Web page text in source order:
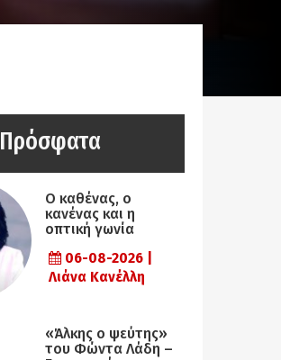
Πρόσφατα
Ο καθένας, ο
κανένας και η
οπτική γωνία
06-08-2026 |
Λιάνα Κανέλλη
«Άλκης ο ψεύτης»
του Φώντα Λάδη –